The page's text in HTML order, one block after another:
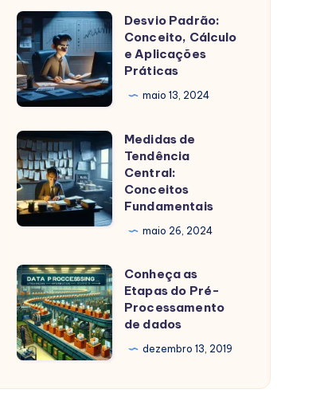
Cálculo
e
Aplicação
Desvio
Padrão:
Conceito,
Cálculo
e
Aplicações
Práticas
Desvio Padrão:
Conceito, Cálculo
e Aplicações
Práticas
maio 13, 2024
Medidas
de
Tendência
Central:
Conceitos
Medidas de
Tendência
Central:
Conceitos
Fundamentais
maio 26, 2024
Conheça
as
Etapas
do
Pré-
Processamento
Conheça as
Etapas do Pré-
Processamento
de dados
dezembro 13, 2019